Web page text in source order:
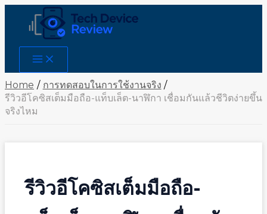
Main
Menu
Home
การทดสอบในการใช้งานจริง
รีวิวอีโคซิสเต็มมือถือ-แท็บเล็ต-นาฬิกา เชื่อมกันแล้วชีวิตง่ายขึ้น
จริงไหม
รีวิวอีโคซิสเต็มมือถือ-